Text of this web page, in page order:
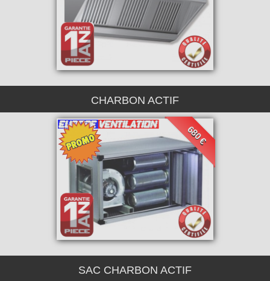
CHARBON ACTIF
680 €
SAC CHARBON ACTIF